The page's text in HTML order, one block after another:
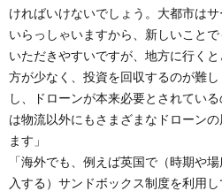
ければいけないでしょう。大都市は
いらっしゃいますから、新しいこと
いただきやすいですが、地方に行く
方が少なく、投資を回収するのが難
し、ドローンが本来必要とされてい
は物流以外にもさまざまなドローン
ます」
「海外でも、例えば英国で（時期や
入する）サンドボックス制度を利用